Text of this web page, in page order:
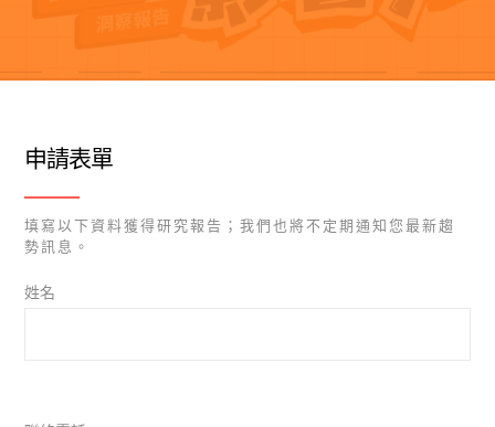
申請表單
填寫以下資料獲得研究報告；我們也將不定期通知您最新趨
勢訊息。
姓名